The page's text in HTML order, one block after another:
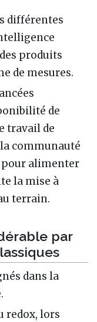
différentes
produits
de mesures.
de
travail de
communauté
pour alimenter
la mise à
terrain.
par
dans la
redox, lors